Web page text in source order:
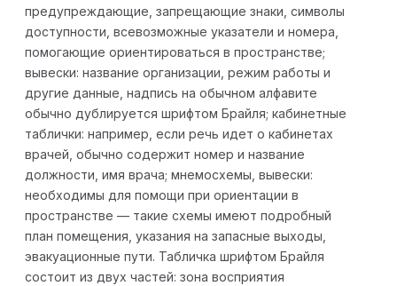
предупреждающие, запрещающие знаки, символы
доступности, всевозможные указатели и номера,
помогающие ориентироваться в пространстве;
вывески: название организации, режим работы и
другие данные, надпись на обычном алфавите
обычно дублируется шрифтом Брайля; кабинетные
таблички: например, если речь идет о кабинетах
врачей, обычно содержит номер и название
должности, имя врача; мнемосхемы, вывески:
необходимы для помощи при ориентации в
пространстве — такие схемы имеют подробный
план помещения, указания на запасные выходы,
эвакуационные пути. Табличка шрифтом Брайля
состоит из двух частей: зона восприятия